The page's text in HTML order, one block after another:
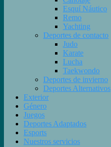
Esquí Náutico
Remo
Yachting
Deportes de contacto
Judo
Karate
Lucha
Taekwondo
Deportes de invierno
Deportes Alternativos
Exterior
Género
Juegos
Deportes Adaptados
Esports
Nuestros servicios